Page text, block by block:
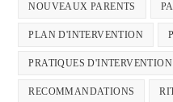
NOUVEAUX PARENTS
PLAN D'INTERVENTION
PRATIQUES
RECOMMANDATIONS